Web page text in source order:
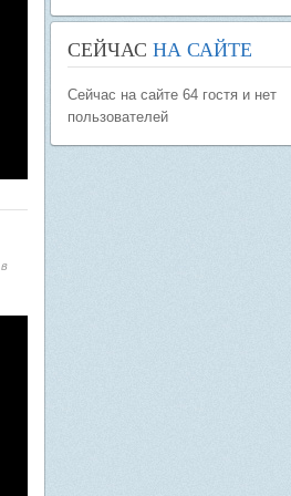
СЕЙЧАС НА САЙТЕ
Сейчас на сайте 64 гостя и нет
пользователей